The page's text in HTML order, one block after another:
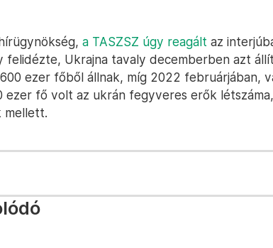
a TASZSZ úgy reagált az
felidézte, Ukrajna tavaly decemberben azt
ezer főből állnak, míg 2022 februárjában,
ezer fő volt az ukrán fegyveres erők
mellett.